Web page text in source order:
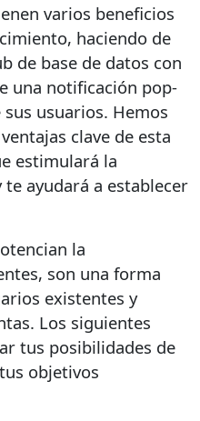
varios beneficios
haciendo de
de base de datos con
una notificación pop-
usuarios. Hemos
clave de esta
estimulará la
ayudará a establecer
la
son una forma
existentes y
Los siguientes
tus posibilidades de
objetivos